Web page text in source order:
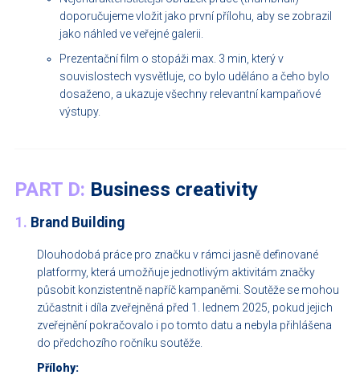
doporučujeme vložit jako první přílohu, aby se zobrazil
jako náhled ve veřejné galerii.
Prezentační film o stopáži max. 3 min, který v
souvislostech vysvětluje, co bylo uděláno a čeho bylo
dosaženo, a ukazuje všechny relevantní kampaňové
výstupy.
PART D: Business creativity
1. Brand Building
Dlouhodobá práce pro značku v rámci jasně definované
platformy, která umožňuje jednotlivým aktivitám značky
působit konzistentně napříč kampaněmi. Soutěže se mohou
zúčastnit i díla zveřejněná před 1. lednem 2025, pokud jejich
zveřejnění pokračovalo i po tomto datu a nebyla přihlášena
do předchozího ročníku soutěže.
Přílohy: